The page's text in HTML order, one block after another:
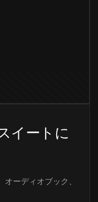
イートに
ーディオブック、